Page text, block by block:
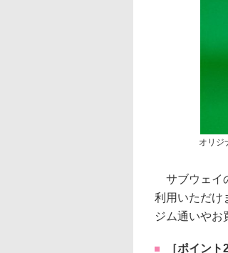
オリジ
サブウェイ
利用いただけ
ジム通いやお
［ポイン